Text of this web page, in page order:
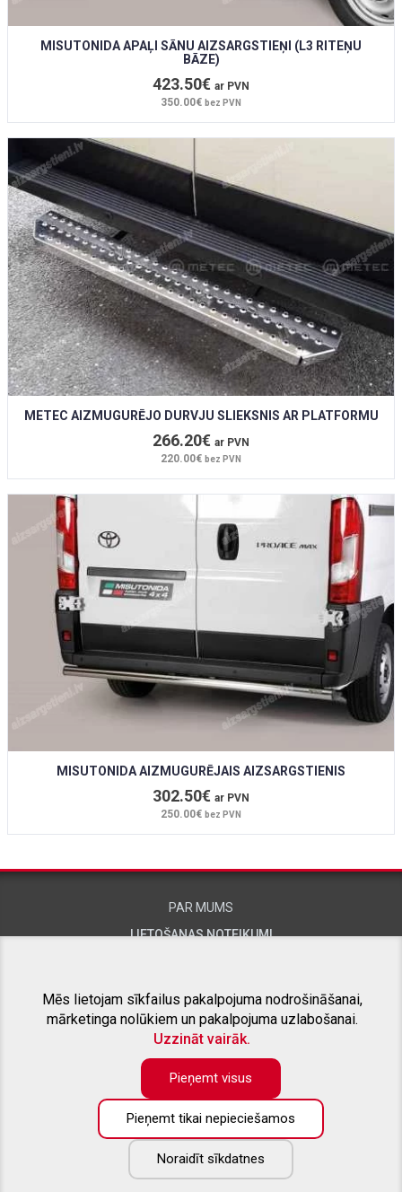
MISUTONIDA APAĻI SĀNU AIZSARGSTIEŅI (L3 RITEŅU
BĀZE)
423.50€ ar PVN
350.00€ bez PVN
METEC AIZMUGURĒJO DURVJU SLIEKSNIS AR PLATFORMU
266.20€ ar PVN
220.00€ bez PVN
MISUTONIDA AIZMUGURĒJAIS AIZSARGSTIENIS
302.50€ ar PVN
250.00€ bez PVN
PAR MUMS
LIETOŠANAS NOTEIKUMI
SAISTĪTIE PROJEKTI
KONTAKTTĀLRUNIS:
+371 26415309
E-PASTS:
info@aizsargstieni.lv
Mēs lietojam sīkfailus pakalpojuma nodrošināšanai,
mārketinga nolūkiem un pakalpojuma uzlabošanai.
Uzzināt vairāk.
Pieņemt visus
Pieņemt tikai nepieciešamos
Noraidīt sīkdatnes